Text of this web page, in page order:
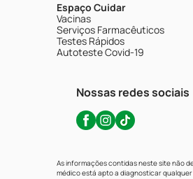
Espaço Cuidar
Vacinas
Serviços Farmacêuticos
Testes Rápidos
Autoteste Covid-19
Nossas redes sociais
As informações contidas neste site não
médico está apto a diagnosticar